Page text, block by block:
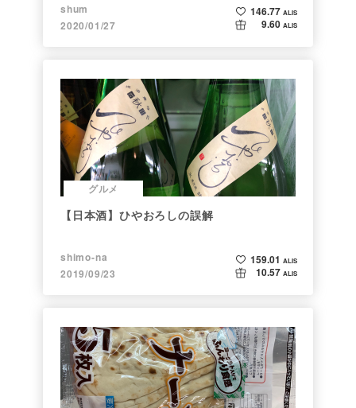
shum
2020/01/27
146.77 ALIS
9.60 ALIS
グルメ
【日本酒】ひやおろしの誤解
shimo-na
2019/09/23
159.01 ALIS
10.57 ALIS